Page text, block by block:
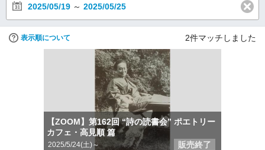
2025/05/19 ～ 2025/05/25
表示順について 2件マッチしました
【ZOOM】第162回 “詩の読書会” ポエトリー
カフェ・高見順 篇
2025/5/24(土)～ 販売終了